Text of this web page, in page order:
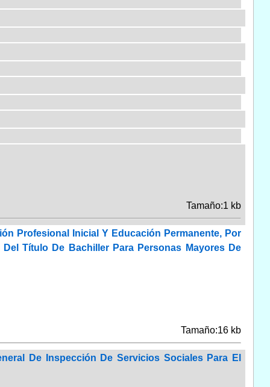
Tamaño:1 kb
Profesional Inicial Y Educación Permanente, Por
Título De Bachiller Para Personas Mayores De
Tamaño:16 kb
De Inspección De Servicios Sociales Para El